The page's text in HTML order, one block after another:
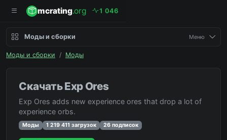
mcrating.org 1 046
Моды и сборки Меню
Моды и сборки / Моды
Скачать Exp Ores
Exp Ores adds new experience ores that drop a lot of
experience orbs.
Моды 1 219 411 загрузок 26 подписок